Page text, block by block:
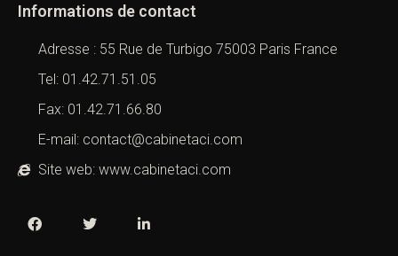
Informations de contact
Adresse : 55 Rue de Turbigo 75003 Paris France
Tel: 01.42.71.51.05
Fax: 01.42.71.66.80
E-mail: contact@cabinetaci.com
Site web: www.cabinetaci.com